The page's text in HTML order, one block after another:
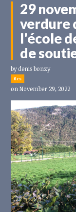
29
verdure
l'école
de
bydenis bonzy
8cs
on November 29, 2022